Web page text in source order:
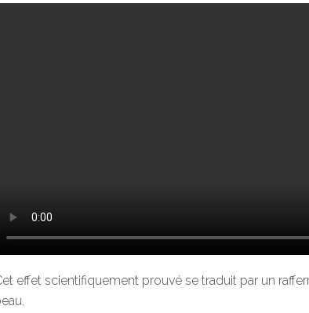
effet scientifiquement prouvé se traduit par un